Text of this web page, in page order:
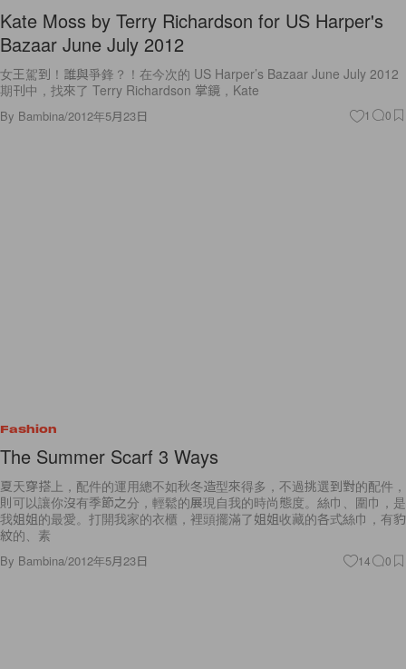
Kate Moss by Terry Richardson for US Harper's
Bazaar June July 2012
女王駕到！誰與爭鋒？！在今次的 US Harper’s Bazaar June July 2012
期刊中，找來了 Terry Richardson 掌鏡，Kate
By Bambina/2012年5月23日 1 0
Fashion
The Summer Scarf 3 Ways
夏天穿搭上，配件的運用總不如秋冬造型來得多，不過挑選到對的配件，
則可以讓你沒有季節之分，輕鬆的展現自我的時尚態度。絲巾、圍巾，是
我姐姐的最愛。打開我家的衣櫃，裡頭擺滿了姐姐收藏的各式絲巾，有豹
紋的、素
By Bambina/2012年5月23日 14 0